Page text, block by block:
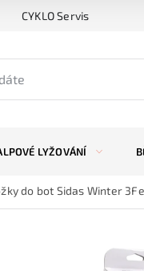
CYKLO Servis
LYŽOVÁNÍ
do bot Sidas Winter